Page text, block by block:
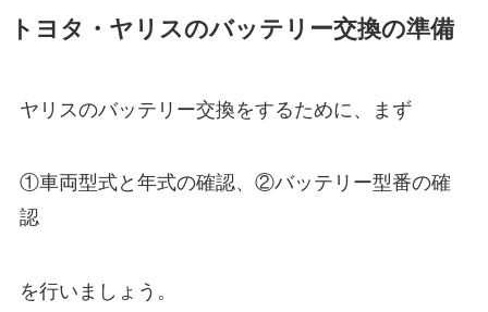
トヨタ・ヤリスのバッテリー交換の準備
ヤリスのバッテリー交換をするために、まず
①車両型式と年式の確認、②バッテリー型番の確
認
を行いましょう。